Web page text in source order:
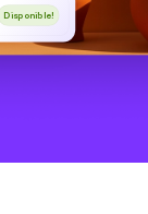
Disponible!